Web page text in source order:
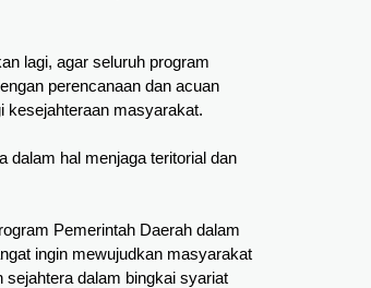
lagi, agar seluruh program
perencanaan dan acuan
kesejahteraan masyarakat.
dalam hal menjaga teritorial dan
Pemerintah Daerah dalam
ingin mewujudkan masyarakat
sejahtera dalam bingkai syariat